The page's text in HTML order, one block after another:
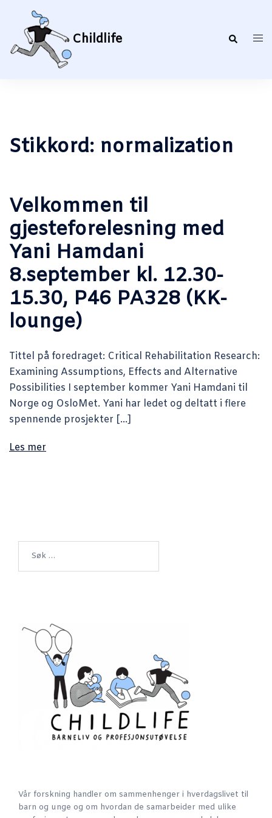
innhold
Childlife Search
Stikkord: normalization
Velkommen til
gjesteforelesning med
Yani Hamdani
8.september kl. 12.30-
15.30, P46 PA328 (KK-
lounge)
Tittel på foredraget: Critical Rehabilitation Research:
Examining Assumptions, Effects and Alternative
Possibilities I september kommer Yani Hamdani til
Norge og OsloMet. Yani har ledet og deltatt i flere
spennende prosjekter […]
Les mer
etter:
Vår forskning handler om sammenhenger i hverdagslivet til
barn og unge og om hvordan de samarbeider med ulike